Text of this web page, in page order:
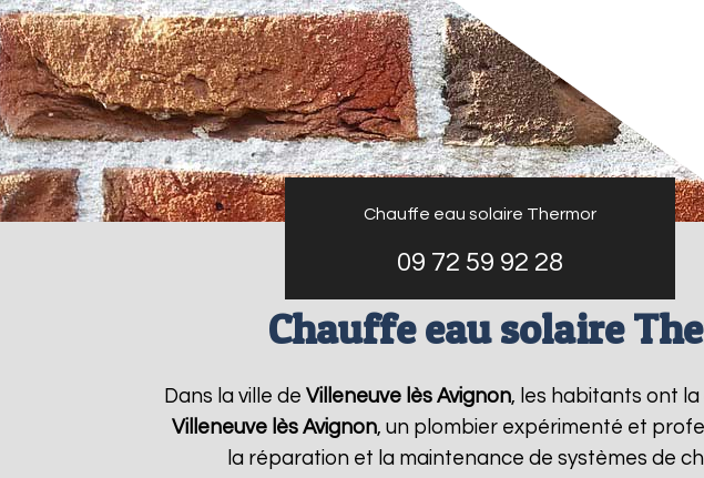
Chauffe eau solaire Thermor
09 72 59 92 28
Chauffe eau solaire
Dans la ville de Villeneuve lès Avignon, les habitants ont
Villeneuve lès Avignon, un plombier expérimenté et
la réparation et la maintenance de systèmes de